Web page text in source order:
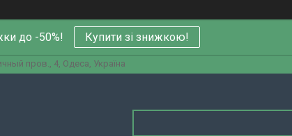
до -50%! Купити зi знижкою!
пров., 4, Одеса, Україна